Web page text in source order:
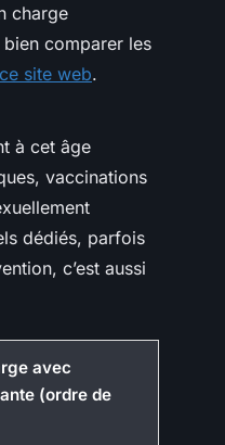
charge
comparer les
site web.
à cet âge
vaccinations
dédiés, parfois
c’est aussi
avec
(ordre de